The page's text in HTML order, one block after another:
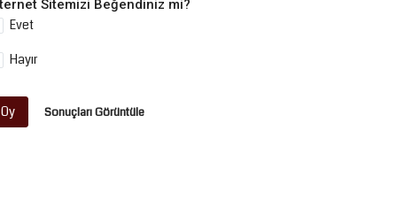
Sitemizi Beğendiniz mi?
Evet
Hayır
Oy Sonuçları Görüntüle